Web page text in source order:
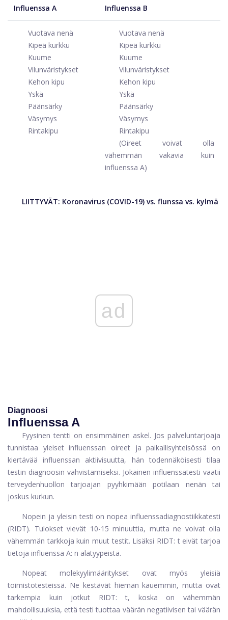
Influenssa A Influenssa B
Vuotava nenä
Kipeä kurkku
Kuume
Vilunväristykset
Kehon kipu
Yskä
Päänsärky
Väsymys
Rintakipu
Vuotava nenä
Kipeä kurkku
Kuume
Vilunväristykset
Kehon kipu
Yskä
Päänsärky
Väsymys
Rintakipu
(Oireet voivat olla
vähemmän vakavia kuin
influenssa A)
LIITTYVÄT: Koronavirus (COVID-19) vs. flunssa vs. kylmä
ad
Diagnoosi
Influenssa A
Fyysinen tentti on ensimmäinen askel. Jos palveluntarjoaja
tunnistaa yleiset influenssan oireet ja paikallisyhteisössä on
kiertävää influenssan aktiivisuutta, hän todennäköisesti tilaa
testin diagnoosin vahvistamiseksi. Jokainen influenssatesti vaatii
terveydenhuollon tarjoajan pyyhkimään potilaan nenän tai
joskus kurkun.
Nopein ja yleisin testi on nopea influenssadiagnostiikkatesti
(RIDT). Tulokset vievät 10-15 minuuttia, mutta ne voivat olla
vähemmän tarkkoja kuin muut testit. Lisäksi RIDT: t eivät tarjoa
tietoja influenssa A: n alatyypeistä.
Nopeat molekyylimääritykset ovat myös yleisiä
toimistotesteissä. Ne kestävät hieman kauemmin, mutta ovat
tarkempia kuin jotkut RIDT: t, koska on vähemmän
mahdollisuuksia, että testi tuottaa väärän negatiivisen tai väärän